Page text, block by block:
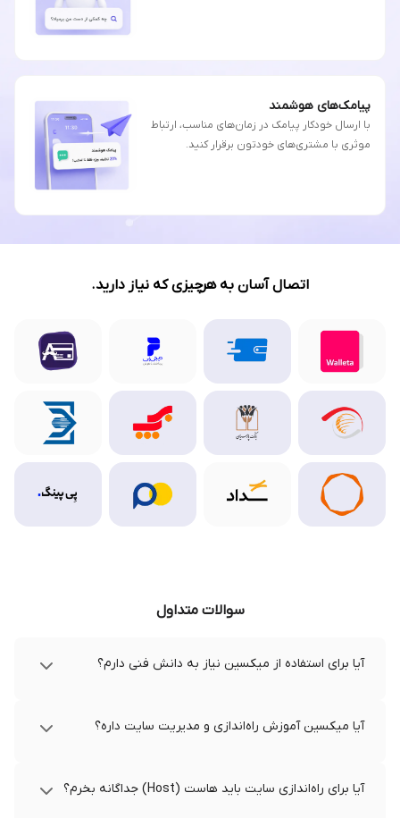
پیامک‌های هوشمند
با ارسال خودکار پیامک در زمان‌های مناسب، ارتباط
موثری با مشتری‌های خودتون برقرار کنید.
اتصال آسان به هرچیزی که نیاز دارید.
سوالات متداول
آیا برای استفاده از میکسین نیاز به دانش فنی دارم؟
آیا میکسین آموزش راه‌اندازی و مدیریت سایت داره؟
آیا برای راه‌اندازی سایت باید هاست (Host) جداگانه بخرم؟